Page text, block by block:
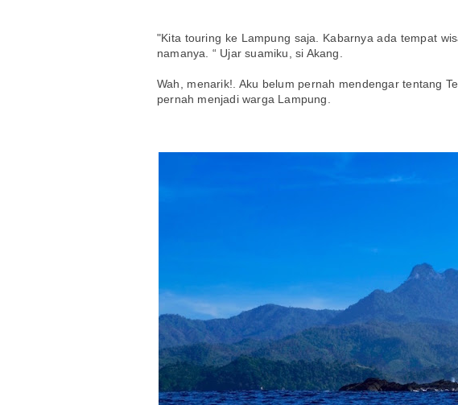
"Kita touring ke Lampung saja. Kabarnya ada tempat
namanya. “ Ujar suamiku, si Akang.
Wah, menarik!. Aku belum pernah mendengar tentang
pernah menjadi warga Lampung.